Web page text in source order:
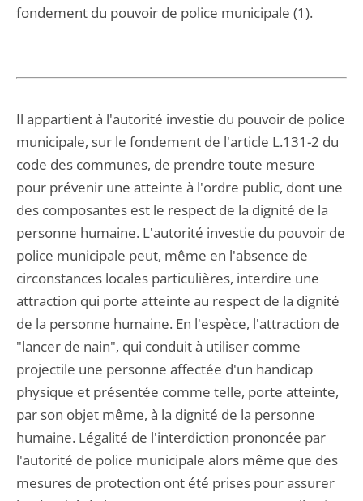
fondement du pouvoir de police municipale (1).
Il appartient à l'autorité investie du pouvoir de police
municipale, sur le fondement de l'article L.131-2 du
code des communes, de prendre toute mesure
pour prévenir une atteinte à l'ordre public, dont une
des composantes est le respect de la dignité de la
personne humaine. L'autorité investie du pouvoir de
police municipale peut, même en l'absence de
circonstances locales particulières, interdire une
attraction qui porte atteinte au respect de la dignité
de la personne humaine. En l'espèce, l'attraction de
"lancer de nain", qui conduit à utiliser comme
projectile une personne affectée d'un handicap
physique et présentée comme telle, porte atteinte,
par son objet même, à la dignité de la personne
humaine. Légalité de l'interdiction prononcée par
l'autorité de police municipale alors même que des
mesures de protection ont été prises pour assurer